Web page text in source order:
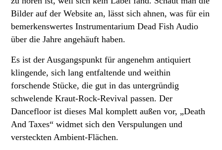
Bilder auf der Website an, lässt sich ahnen, was für ein
bemerkenswertes Instrumentarium Dead Fish Audio
über die Jahre angehäuft haben.
Es ist der Ausgangspunkt für angenehm antiquiert
klingende, sich lang entfaltende und weithin
forschende Stücke, die gut in das untergründig
schwelende Kraut-Rock-Revival passen. Der
Dancefloor ist dieses Mal komplett außen vor, „Death
And Taxes“ widmet sich den Verspulungen und
versteckten Ambient-Flächen.